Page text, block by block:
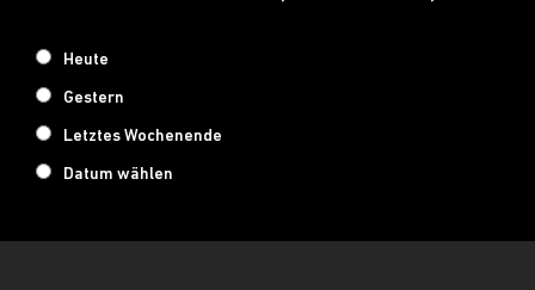
Heute
Gestern
Letztes Wochenende
Datum wählen